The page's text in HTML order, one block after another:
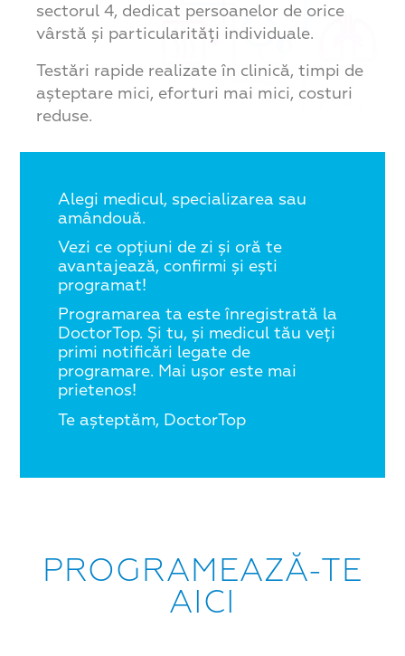
sectorul 4, dedicat persoanelor de orice
vârstă și particularități individuale.
Testări rapide realizate în clinică, timpi de
așteptare mici, eforturi mai mici, costuri
reduse.
Alegi medicul, specializarea sau
amândouă.
Vezi ce opțiuni de zi și oră te
avantajează, confirmi și ești
programat!
Programarea ta este înregistrată la
DoctorTop. Și tu, și medicul tău veți
primi notificări legate de
programare. Mai ușor este mai
prietenos!
Te așteptăm, DoctorTop
PROGRAMEAZĂ-TE
AICI